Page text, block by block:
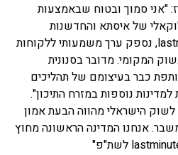
"אני סמוך ובטוח שבאמצעות
של איסתא והחדשנות
הטכנולוגית של lastminute.com, נספק ערך משמעותי ללקוחות
המקומי. מדובר בסנונית
כבר בעיצומם של תהליכים
נוספות במזרח התיכון".
הישראלי מהווה הבעת אמון
אנחנו המדינה הראשונה מחוץ